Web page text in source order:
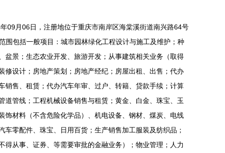
09月06日，注册地位于重庆市南岸区海棠溪街道南兴路64号
围包括一般项目：城市园林绿化工程设计与施工及维护；种
盆景；生态农业开发、旅游开发；从事建筑相关业务（取得
修设计；房地产策划；房地产经纪；房屋出租、出售；代办
销售、租赁；代办汽车年审、过户、转籍、贷款手续；计算
道管线；工程机械设备销售与租赁；黄金、白金、珠宝、玉
饰材料（不含危险化学品）、机电设备、钢材、煤炭、电线
车零配件、珠宝、日用百货；生产销售加工服装及纺织品；
得从事、证券、等需要审批的金融业务）；物业管理；人力